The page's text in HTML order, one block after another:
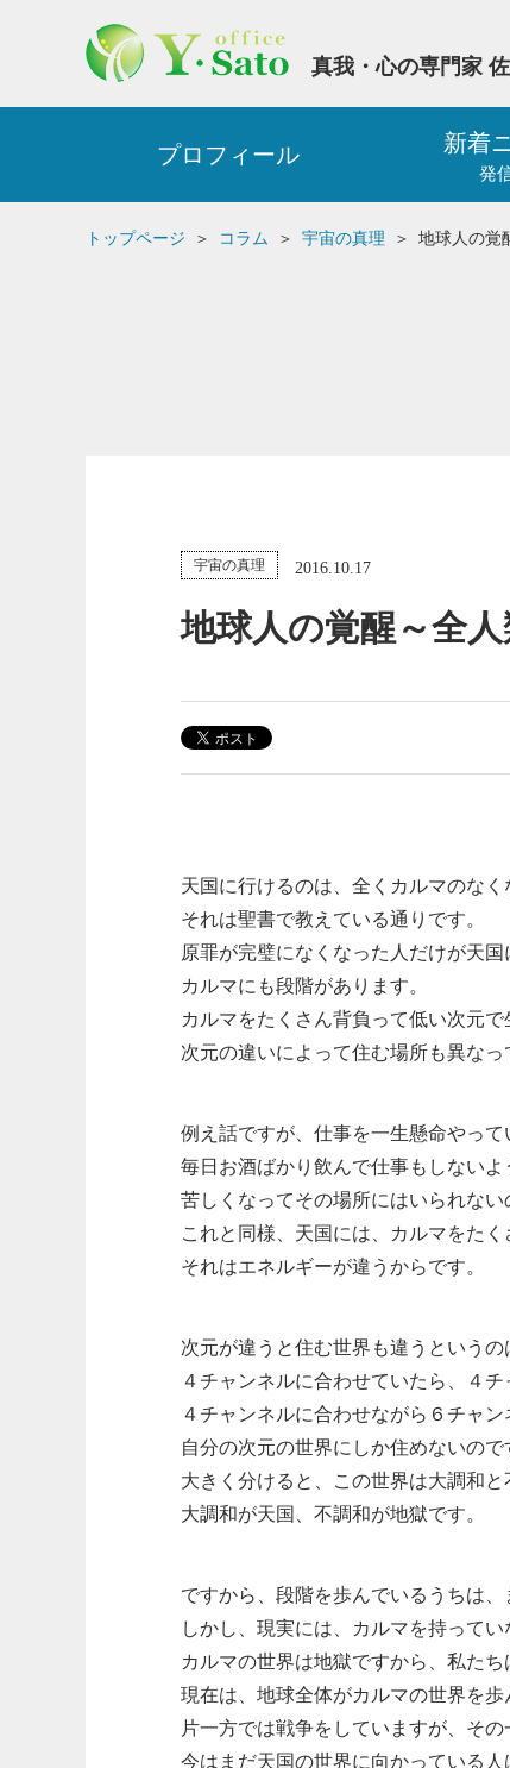
真我・心の専門家
プロフィール 新着
発
トップページ コラム 宇宙の真理 地球人の覚
宇宙の真理 2016.10.17
地球人の覚醒～全
天国に行けるのは、全くカルマのなく
それは聖書で教えている通りです。
原罪が完璧になくなった人だけが天国
カルマにも段階があります。
カルマをたくさん背負って低い次元
次元の違いによって住む場所も異なっ
例え話ですが、仕事を一生懸命やっ
毎日お酒ばかり飲んで仕事もしないよ
苦しくなってその場所にはいられない
これと同様、天国には、カルマをた
それはエネルギーが違うからです。
次元が違うと住む世界も違うという
４チャンネルに合わせていたら、４
４チャンネルに合わせながら６チャ
自分の次元の世界にしか住めないので
大きく分けると、この世界は大調和と
大調和が天国、不調和が地獄です。
ですから、段階を歩んでいるうちは、
しかし、現実には、カルマを持って
カルマの世界は地獄ですから、私た
現在は、地球全体がカルマの世界を
片一方では戦争をしていますが、そ
今はまだ天国の世界に向かっている人